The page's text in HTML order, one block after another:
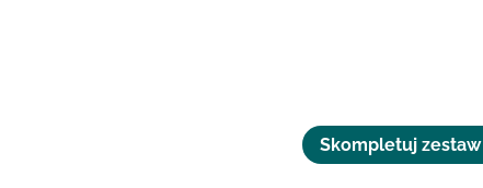
Skompletuj zestaw